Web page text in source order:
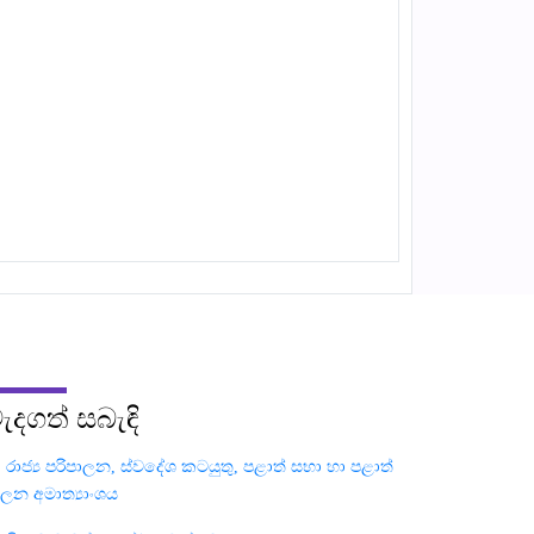
සබැඳි
රාජ්‍ය පරිපාලන, ස්වදේශ කටයුතු, පළාත් සභා හා පළාත්
අමාත්‍යාංශය